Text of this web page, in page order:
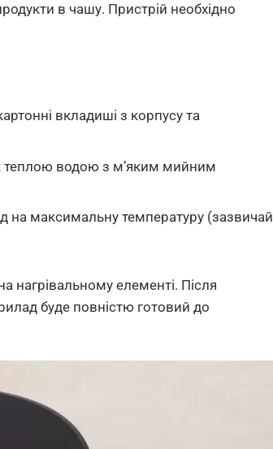
в чашу. Пристрій необхідно
вкладиші з корпусу та
теплою водою з м’яким мийним
на максимальну температуру (зазвичай
елементі. Після
буде повністю готовий до